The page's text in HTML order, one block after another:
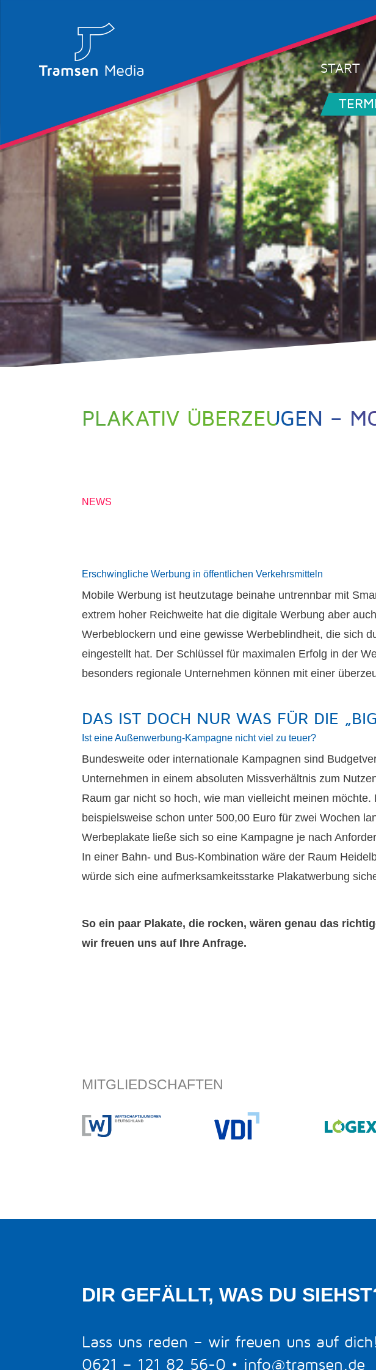
START
PLAKATIV ÜBERZEUGEN –
NEWS
Erschwingliche Werbung in öffentlichen Verkehrsmitteln
Mobile Werbung ist heutzutage beinahe untrennbar mit
extrem hoher Reichweite hat die digitale Werbung aber
Werbeblockern und eine gewisse Werbeblindheit, die sich
eingestellt hat. Der Schlüssel für maximalen Erfolg in der
besonders regionale Unternehmen können mit einer
DAS IST DOCH NUR WAS FÜR DIE
Ist eine Außenwerbung-Kampagne nicht viel zu teuer?
Bundesweite oder internationale Kampagnen sind
Unternehmen in einem absoluten Missverhältnis zum
Raum gar nicht so hoch, wie man vielleicht meinen
beispielsweise schon unter 500,00 Euro für zwei Wochen
Werbeplakate ließe sich so eine Kampagne je nach
In einer Bahn- und Bus-Kombination wäre der Raum
würde sich eine aufmerksamkeitsstarke Plakatwerbung
So ein paar Plakate, die rocken, wären genau das
wir freuen uns auf Ihre Anfrage.
MITGLIEDSCHAFTEN
DIR GEFÄLLT, WAS DU
Lass uns reden – wir freuen uns auf dich!
0621 – 121 82 56-0 • info@tramsen.de